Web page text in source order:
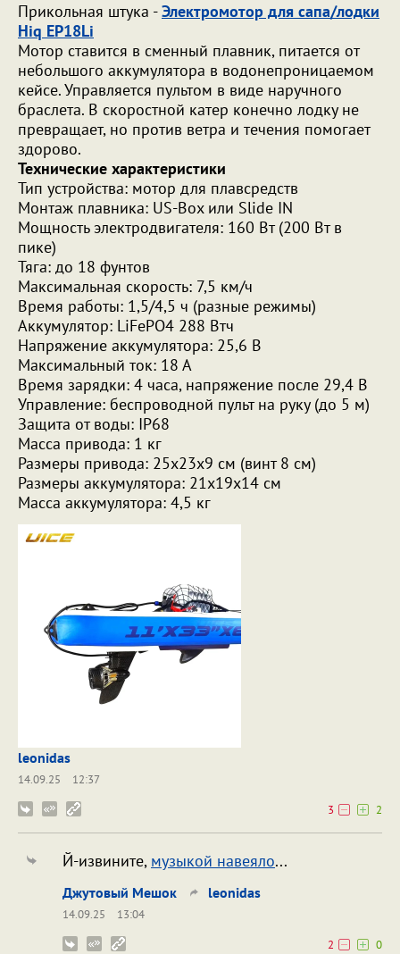
Прикольная штука -Электромотор для сапа/лодки
Hiq EP18Li
Мотор ставится в сменный плавник, питается от
небольшого аккумулятора в водонепроницаемом
кейсе. Управляется пультом в виде наручного
браслета. В скоростной катер конечно лодку не
превращает, но против ветра и течения помогает
здорово.
Технические характеристики
Тип устройства: мотор для плавсредств
Монтаж плавника: US-Box или Slide IN
Мощность электродвигателя: 160 Вт (200 Вт в
пике)
Тяга: до 18 фунтов
Максимальная скорость: 7,5 км/ч
Время работы: 1,5/4,5 ч (разные режимы)
Аккумулятор: LiFePO4 288 Втч
Напряжение аккумулятора: 25,6 В
Максимальный ток: 18 А
Время зарядки: 4 часа, напряжение после 29,4 В
Управление: беспроводной пульт на руку (до 5 м)
Защита от воды: IP68
Масса привода: 1 кг
Размеры привода: 25х23х9 см (винт 8 см)
Размеры аккумулятора: 21х19х14 см
Масса аккумулятора: 4,5 кг
leonidas
14.09.25
12:37
3
2
Й-извините, музыкой навеяло...
Джутовый Мешок leonidas
14.09.25
13:04
2
0